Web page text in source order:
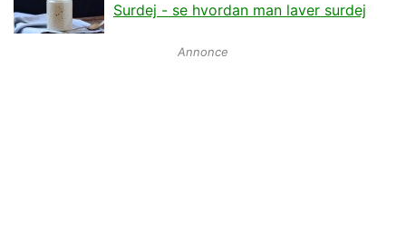
Surdej - se hvordan man laver surdej
Annonce